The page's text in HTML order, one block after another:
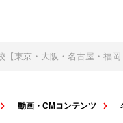
東京・大阪・名古屋・福岡
動画・CMコンテンツ